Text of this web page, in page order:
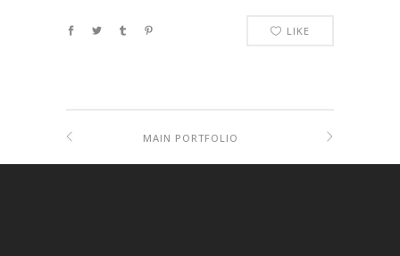
LIKE
MAIN PORTFOLIO